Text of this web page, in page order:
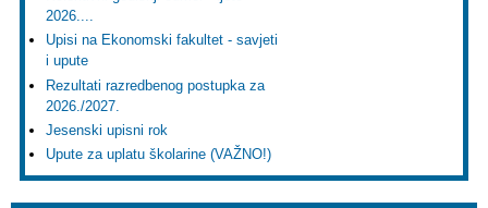
2026....
Upisi na Ekonomski fakultet - savjeti
i upute
Rezultati razredbenog postupka za
2026./2027.
Jesenski upisni rok
Upute za uplatu školarine (VAŽNO!)